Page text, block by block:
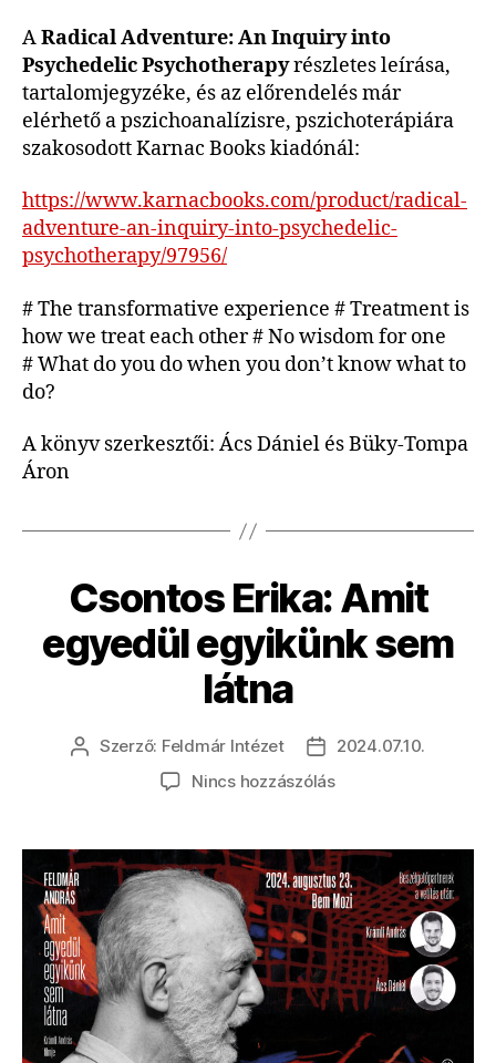
ARadical Adventure: An Inquiry into
Psychedelic Psychotherapyrészletes leírása,
tartalomjegyzéke, és az előrendelés már
elérhető a pszichoanalízisre, pszichoterápiára
szakosodott Karnac Books kiadónál:
https://www.karnacbooks.com/product/radical-
adventure-an-inquiry-into-psychedelic-
psychotherapy/97956/
# The transformative experience # Treatment is
how we treat each other # No wisdom for one
# What do you do when you don’t know what to
do?
A könyv szerkesztői: Ács Dániel és Büky-Tompa
Áron
Csontos Erika: Amit
egyedül egyikünk sem
látna
Bejegyzés
Szerző: Feldmár Intézet
Bejegyzés
dátuma
2024.07.10.
Nincs hozzászólása(z)
Amit
egyedül
egyikünk
sem
látna
bejegyzéshez